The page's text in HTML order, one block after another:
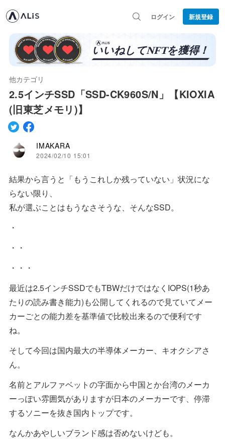
ログイン 新規登録
他カテゴリ
2.5インチSSD「SSD-CK960S/N」【KIOXIA
(旧東芝メモリ)】
IMAKARA
2024/02/10 15:01
結果から言うと「もうこれしか残っていない」状況にな
らない限り、
私が選ぶことはもうなさそうな、そんなSSD。
・
・・
・・・
最近は2.5インチSSDでもTBWだけではなくIOPS(1秒あ
たりの読み書き能力)も公開してくれるので見ていてメー
カーごとの能力差を基準値で比較出来るので便利です
ね。
そして今回は国内最大の半導体メーカー、キオクシアさ
ん。
名前とアルファベットの字面から中国とか台湾のメーカ
ーっぽい雰囲気がありますが日本のメーカーです、停滞
するソニーを抜き国内トップです。
なんかあやしいブランド感は否めないけども。